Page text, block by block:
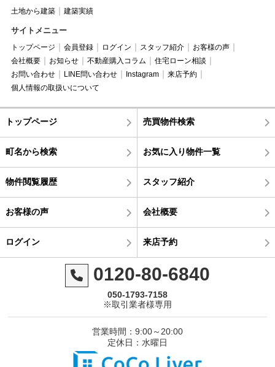
土地から建築 建築実績
サイトメニュー
トップページ 会員登録 ログイン スタッフ紹介
お客様の声
会社概要
お知らせ 不動産購入コラム
住宅ローン相談
お問い合わせ
LINE問い合わせ Instagram
来店予約
個人情報の取扱いについて
トップページ 売買物件検索
町名から検索 お気に入り物件一覧
物件閲覧履歴 スタッフ紹介
お客様の声 会社概要
ログイン 来店予約
0120-80-6840
050-1793-7158
※取引業者様専用
営業時間：9:00～20:00
定休日：水曜日